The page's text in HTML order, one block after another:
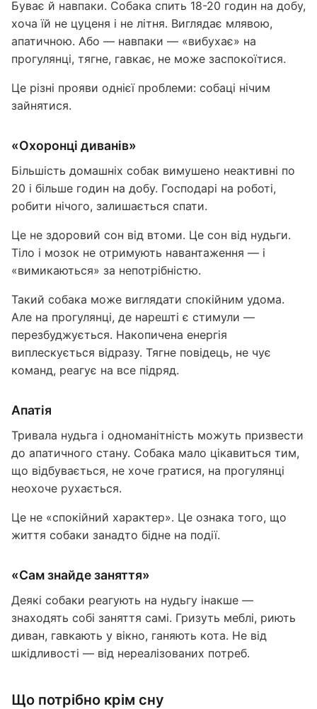
Буває й навпаки. Собака спить 18-20 годин на добу,
хоча їй не цуценя і не літня. Виглядає млявою,
апатичною. Або — навпаки — «вибухає» на
прогулянці, тягне, гавкає, не може заспокоїтися.
Це різні прояви однієї проблеми: собаці нічим
зайнятися.
«Охоронці диванів»
Більшість домашніх собак вимушено неактивні по
20 і більше годин на добу. Господарі на роботі,
робити нічого, залишається спати.
Це не здоровий сон від втоми. Це сон від нудьги.
Тіло і мозок не отримують навантаження — і
«вимикаються» за непотрібністю.
Такий собака може виглядати спокійним удома.
Але на прогулянці, де нарешті є стимули —
перезбуджується. Накопичена енергія
виплескується відразу. Тягне повідець, не чує
команд, реагує на все підряд.
Апатія
Тривала нудьга і одноманітність можуть призвести
до апатичного стану. Собака мало цікавиться тим,
що відбувається, не хоче гратися, на прогулянці
неохоче рухається.
Це не «спокійний характер». Це ознака того, що
життя собаки занадто бідне на події.
«Сам знайде заняття»
Деякі собаки реагують на нудьгу інакше —
знаходять собі заняття самі. Гризуть меблі, риють
диван, гавкають у вікно, ганяють кота. Не від
шкідливості — від нереалізованих потреб.
Що потрібно крім сну